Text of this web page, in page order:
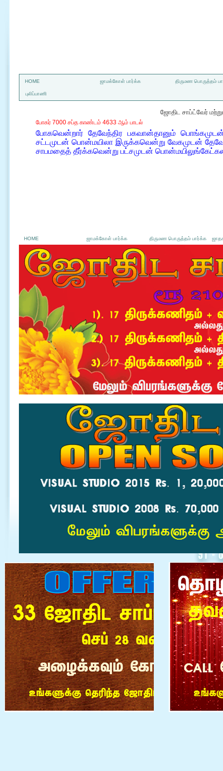
HOME ஜாமக்கோள் பார்க்க திருமண பொருத்தம்
புலிப்பாணி
ஜோதிட சாப்ட்வேர்
போகர் 7000 சப்த காண்டம் 4633 ஆம் பாடல்
போகவென்றார் தேவேந்திர பகவான்தானும்
சட்டமுடன் பொன்மயிலா இருக்கவென்று வேகமுடன்
சாபமதைத் தீர்க்கவென்று பட்சமுடன்
HOME ஜாமக்கோள் பார்க்க திருமண பொருத்தம் பார்க்க